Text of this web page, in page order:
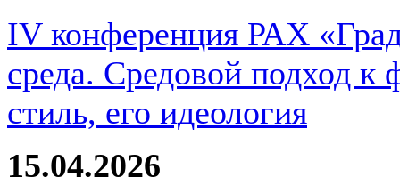
IV конференция РАХ
среда. Средовой подход
стиль, его идеология
15.04.2026